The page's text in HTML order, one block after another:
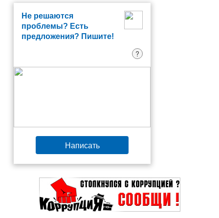
Не решаются
проблемы? Есть
предложения? Пишите!
?
Написать